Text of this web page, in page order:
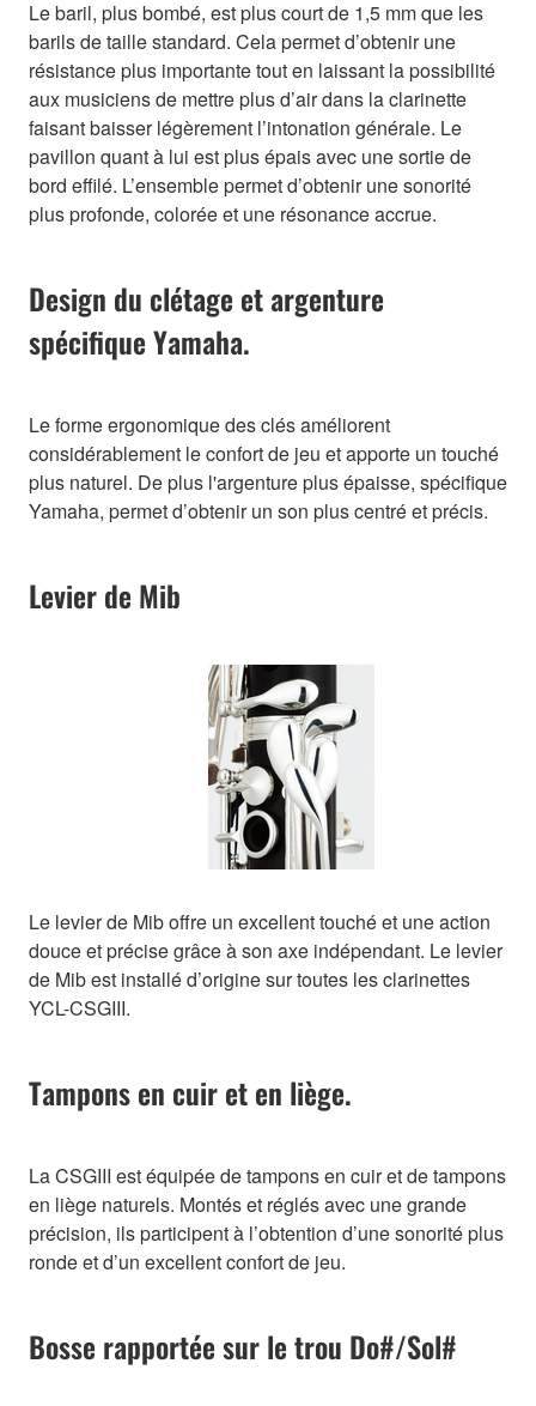
Le baril, plus bombé, est plus court de 1,5 mm que les
barils de taille standard. Cela permet d’obtenir une
résistance plus importante tout en laissant la possibilité
aux musiciens de mettre plus d’air dans la clarinette
faisant baisser légèrement l’intonation générale. Le
pavillon quant à lui est plus épais avec une sortie de
bord effilé. L’ensemble permet d’obtenir une sonorité
plus profonde, colorée et une résonance accrue.
Design du clétage et argenture
spécifique Yamaha.
Le forme ergonomique des clés améliorent
considérablement le confort de jeu et apporte un touché
plus naturel. De plus l'argenture plus épaisse, spécifique
Yamaha, permet d’obtenir un son plus centré et précis.
Levier de Mib
Le levier de Mib offre un excellent touché et une action
douce et précise grâce à son axe indépendant. Le levier
de Mib est installé d’origine sur toutes les clarinettes
YCL-CSGIII.
Tampons en cuir et en liège.
La CSGIII est équipée de tampons en cuir et de tampons
en liège naturels. Montés et réglés avec une grande
précision, ils participent à l’obtention d’une sonorité plus
ronde et d’un excellent confort de jeu.
Bosse rapportée sur le trou Do#/Sol#